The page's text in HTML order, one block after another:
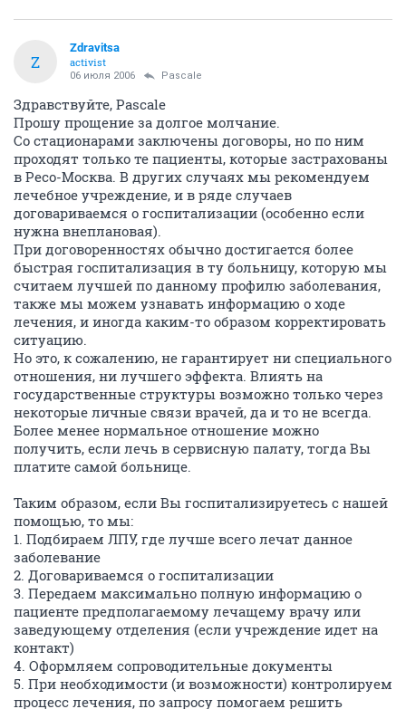
Z
Zdravitsa
activist
06 июля 2006 Pascale
Здравствуйте, Pascale
Прошу прощение за долгое молчание.
Со стационарами заключены договоры, но по ним
проходят только те пациенты, которые застрахованы
в Ресо-Москва. В других случаях мы рекомендуем
лечебное учреждение, и в ряде случаев
договариваемся о госпитализации (особенно если
нужна внеплановая).
При договоренностях обычно достигается более
быстрая госпитализация в ту больницу, которую мы
считаем лучшей по данному профилю заболевания,
также мы можем узнавать информацию о ходе
лечения, и иногда каким-то образом корректировать
ситуацию.
Но это, к сожалению, не гарантирует ни специального
отношения, ни лучшего эффекта. Влиять на
государственные структуры возможно только через
некоторые личные связи врачей, да и то не всегда.
Более менее нормальное отношение можно
получить, если лечь в сервисную палату, тогда Вы
платите самой больнице.
Таким образом, если Вы госпитализируетесь с нашей
помощью, то мы:
1. Подбираем ЛПУ, где лучше всего лечат данное
заболевание
2. Договариваемся о госпитализации
3. Передаем максимально полную информацию о
пациенте предполагаемому лечащему врачу или
заведующему отделения (если учреждение идет на
контакт)
4. Оформляем сопроводительные документы
5. При необходимости (и возможности) контролируем
процесс лечения, по запросу помогаем решить